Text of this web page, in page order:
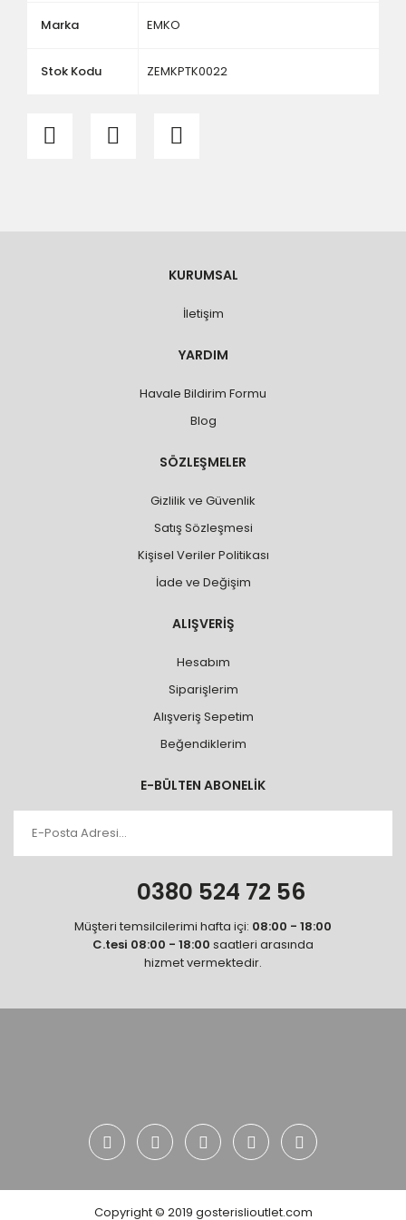
Marka EMKO
Stok Kodu ZEMKPTK0022
KURUMSAL
İletişim
YARDIM
Havale Bildirim Formu
Blog
SÖZLEŞMELER
Gizlilik ve Güvenlik
Satış Sözleşmesi
Kişisel Veriler Politikası
İade ve Değişim
ALIŞVERİŞ
Hesabım
Siparişlerim
Alışveriş Sepetim
Beğendiklerim
E-BÜLTEN ABONELİK
0380 524 72 56
Müşteri temsilcilerimi hafta içi: 08:00 - 18:00
C.tesi 08:00 - 18:00 saatleri arasında
hizmet vermektedir.
Copyright © 2019 gosterislioutlet.com